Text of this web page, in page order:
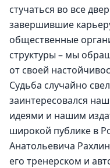
стучаться во все
завершившие
общественные
структуры – мы
от своей
Судьба случайно
заинтересовался
идеями и нашим
широкой публике в
Анатольевича
его тренерском и